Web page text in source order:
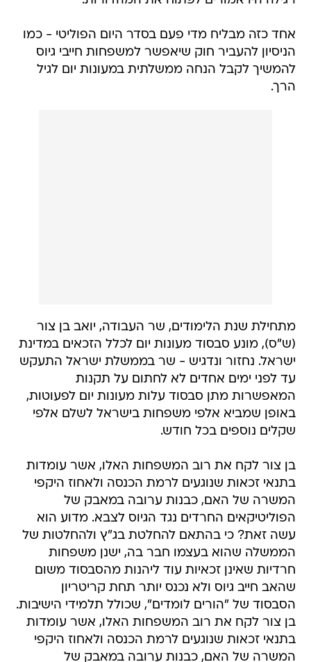
אחד כזה מבליח מדי פעם בסדר היום הפוליטי - כמו
הניסיון להעביר חוק שיאפשר למשפחות חייבי גיוס
להמשיך לקבל הנחה ממשלתית במעונות יום לגיל
הרך.
מתחילת שנת הלימודים, שר העבודה, יואב בן צור
(ש"ס), מונע סבסוד מעונות יום לכלל הזכאים במדינת
ישראל. נחזור ונדגיש - שר בממשלת ישראל התעקש
עד לפני ימים אחדים לא לחתום על תקנות
המאפשרות מתן סבסוד עלות מעונות יום לפעוטות,
באופן שמביא אלפי משפחות בישראל לשלם אלפי
שקלים נוספים בכל חודש.
בן צור לקח את רוב המשפחות האלו, אשר עומדות
בתנאי זכאות שנוגעים לרמת הכנסה ולאחוז היקפי
המשרה של האם, כבנות ערובה במאבק של
הפוליטיקאים החרדים נגד הגיוס לצבא. מדוע הוא
עשה זאת? כי בהתאם להחלטת בג"ץ ולהחלטות של
הממשלה שהוא בעצמו חבר בה, ישנן משפחות
חרדיות שאינן זכאיות עוד ליהנות מהסבסוד משום
שהאב חייב גיוס ולא נכנס יותר תחת קריטריון
הסבסוד של "הורים לומדים", שכולל תלמידי הישיבות.
בן צור לקח את רוב המשפחות האלו, אשר עומדות
בתנאי זכאות שנוגעים לרמת הכנסה ולאחוז היקפי
המשרה של האם, כבנות ערובה במאבק של